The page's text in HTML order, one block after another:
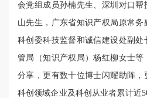
会党组成员孙楠先生、深圳对口
山先生，广东省知识产权局原常
科创委科技监督和诚信建设处副
管局（知识产权局）杨红柳女士
分享，更有数十位博士闪耀助阵
科创领域企业及科创从业者累计近